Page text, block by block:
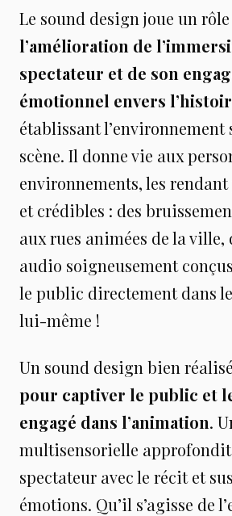
Le sound design joue un
l’amélioration de
spectateur et de son
émotionnel envers
établissant l’environnement
scène. Il donne vie aux
environnements, les
et crédibles : des
aux rues animées de la ville,
audio soigneusement
le public directement dans
lui-même !
Un sound design bien
pour captiver le public et
engagé dans l’animation.
multisensorielle
spectateur avec le récit et
émotions. Qu’il s’agisse de